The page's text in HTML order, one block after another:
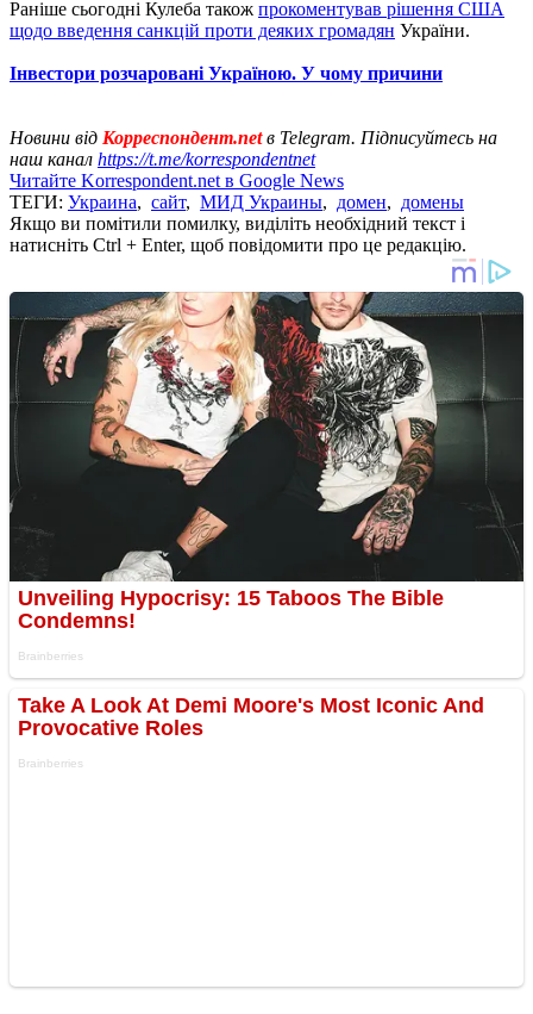
Раніше сьогодні Кулеба також прокоментував рішення США
щодо введення санкцій проти деяких громадян України.
Інвестори розчаровані Україною. У чому причини
Новини від Корреспондент.netв Telegram. Підписуйтесь на
наш канал https://t.me/korrespondentnet
Читайте Korrespondent.net в Google News
ТЕГИ: Украина, сайт, МИД Украины, домен, домены
Якщо ви помітили помилку, виділіть необхідний текст і
натисніть Ctrl + Enter, щоб повідомити про це редакцію.